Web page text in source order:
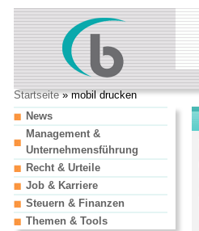
Startseite» mobil drucken
News
Management &
Unternehmensführung
Recht & Urteile
Job & Karriere
Steuern & Finanzen
Themen & Tools